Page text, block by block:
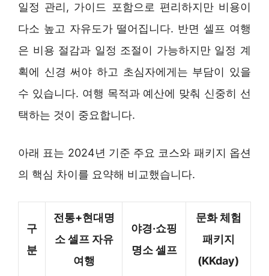
일정 관리, 가이드 포함으로 편리하지만 비용이
다소 높고 자유도가 떨어집니다. 반면 셀프 여행
은 비용 절감과 일정 조절이 가능하지만 일정 계
획에 신경 써야 하고 초심자에게는 부담이 있을
수 있습니다. 여행 목적과 예산에 맞춰 신중히 선
택하는 것이 중요합니다.
아래 표는 2024년 기준 주요 코스와 패키지 옵션
의 핵심 차이를 요약해 비교했습니다.
구
분
전통+현대명
소 셀프 자유
여행
야경·쇼핑
명소 셀프
문화 체험
패키지
(KKday)